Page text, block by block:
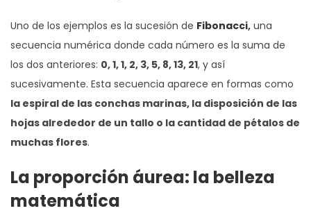
Uno de los ejemplos es la sucesión de Fibonacci, una
secuencia numérica donde cada número es la suma de
los dos anteriores: 0, 1, 1, 2, 3, 5, 8, 13, 21, y así
sucesivamente. Esta secuencia aparece en formas como
la espiral de las conchas marinas, la disposición de las
hojas alrededor de un tallo o la cantidad de pétalos de
muchas flores.
La proporción áurea: la belleza
matemática